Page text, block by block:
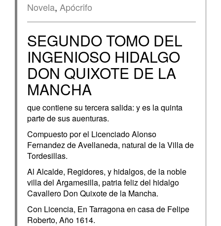
Novela, Apócrifo
SEGUNDO TOMO DEL
INGENIOSO HIDALGO
DON QUIXOTE DE LA
MANCHA
que contiene su tercera salida: y es la quinta
parte de sus auenturas.
Compuesto por el Licenciado Alonso
Fernandez de Avellaneda, natural de la Villa de
Tordesillas.
Al Alcalde, Regidores, y hidalgos, de la noble
villa del Argamesilla, patria feliz del hidalgo
Cavallero Don Quixote de la Mancha.
Con Licencia, En Tarragona en casa de Felipe
Roberto, Año 1614.